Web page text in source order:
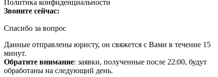
Политика конфиденциальности
Звоните сейчас:
Спасибо за вопрос
Данные отправлены юристу, он свяжется с Вами в течение 15
минут.
Обратите внимание: заявки, полученные после 22:00, будут
обработаны на следующий день.